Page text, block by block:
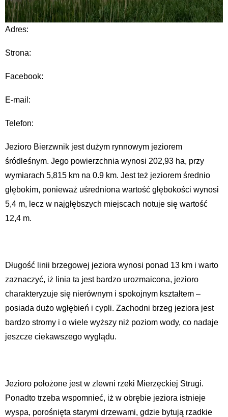
Adres:
Strona:
Facebook:
E-mail:
Telefon:
Jezioro Bierzwnik jest dużym rynnowym jeziorem
śródleśnym. Jego powierzchnia wynosi 202,93 ha, przy
wymiarach 5,815 km na 0.9 km. Jest też jeziorem średnio
głębokim, ponieważ uśredniona wartość głębokości wynosi
5,4 m, lecz w najgłębszych miejscach notuje się wartość
12,4 m.
Długość linii brzegowej jeziora wynosi ponad 13 km i warto
zaznaczyć, iż linia ta jest bardzo urozmaicona, jezioro
charakteryzuje się nierównym i spokojnym kształtem –
posiada dużo wgłębień i cypli. Zachodni brzeg jeziora jest
bardzo stromy i o wiele wyższy niż poziom wody, co nadaje
jeszcze ciekawszego wyglądu.
Jezioro położone jest w zlewni rzeki Mierzęckiej Strugi.
Ponadto trzeba wspomnieć, iż w obrębie jeziora istnieje
wyspa, porośnięta starymi drzewami, gdzie bytują rzadkie